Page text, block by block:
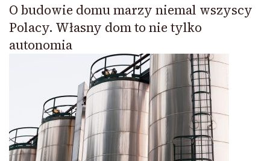
O budowie domu marzy niemal wszyscy
Polacy. Własny dom to nie tylko
autonomia